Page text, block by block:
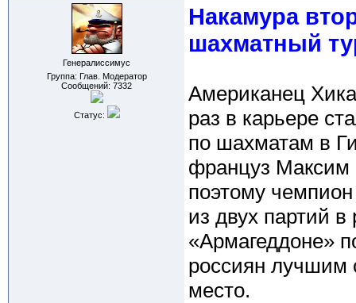
Генералиссимус
Группа: Глав. Модератор
Сообщений: 7332
Статус:
Накамура
шахматный
Американец
раз в карьере
по шахматам в
француз Максим
поэтому
из двух партий
«Армагеддоне»
россиян лучшим
место.